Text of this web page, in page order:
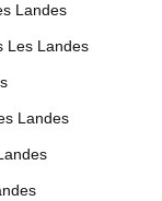
Landes
Les Landes
Landes